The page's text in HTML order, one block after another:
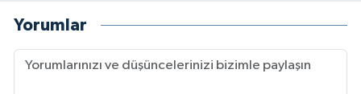
Yorumlar